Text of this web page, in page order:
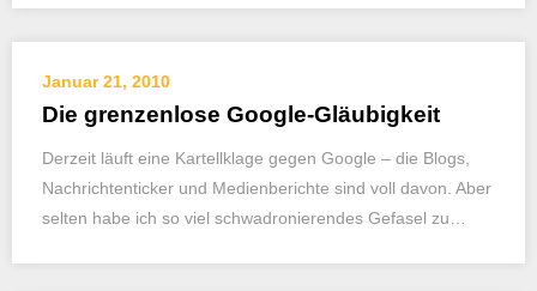
Januar 21, 2010
Die grenzenlose Google-Gläubigkeit
Derzeit läuft eine Kartellklage gegen Google – die Blogs,
Nachrichtenticker und Medienberichte sind voll davon. Aber
selten habe ich so viel schwadronierendes Gefasel zu…